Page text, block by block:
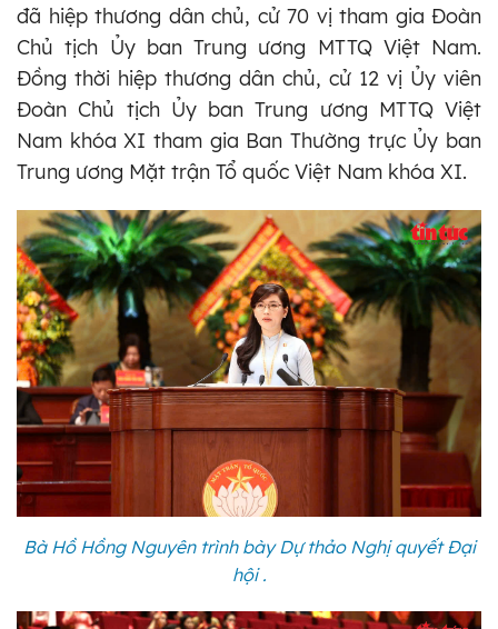
đã hiệp thương dân chủ, cử 70 vị tham gia Đoàn
Chủ tịch Ủy ban Trung ương MTTQ Việt Nam.
Đồng thời hiệp thương dân chủ, cử 12 vị Ủy viên
Đoàn Chủ tịch Ủy ban Trung ương MTTQ Việt
Nam khóa XI tham gia Ban Thường trực Ủy ban
Trung ương Mặt trận Tổ quốc Việt Nam khóa XI.
Bà Hồ Hồng Nguyên trình bày Dự thảo Nghị quyết Đại
hội .